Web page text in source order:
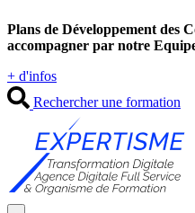
au
contenu
Plans de Développement des
accompagner par notre
+ d'infos
Rechercher une formation